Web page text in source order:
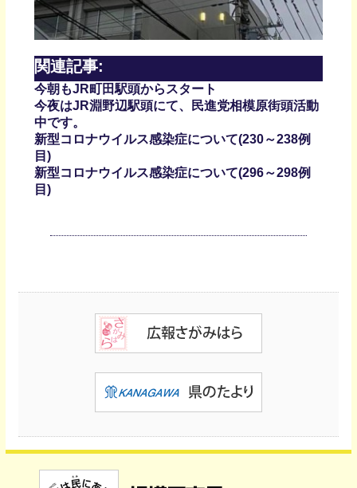
関連記事:
今朝もJR町田駅頭からスタート
今夜はJR淵野辺駅頭にて、民進党相模原街頭活動
中です。
新型コロナウイルス感染症について(230～238例
目)
新型コロナウイルス感染症について(296～298例
目)